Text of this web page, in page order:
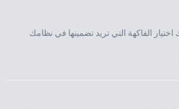
الفاكهة التي تريد تضمينها في نظامك